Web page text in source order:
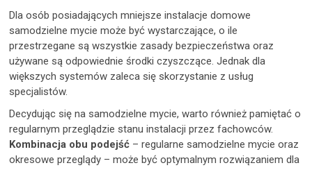
Dla osób posiadających mniejsze instalacje domowe
samodzielne mycie może być wystarczające, o ile
przestrzegane są wszystkie zasady bezpieczeństwa oraz
używane są odpowiednie środki czyszczące. Jednak dla
większych systemów zaleca się skorzystanie z usług
specjalistów.
Decydując się na samodzielne mycie, warto również pamiętać o
regularnym przeglądzie stanu instalacji przez fachowców.
Kombinacja obu podejść – regularne samodzielne mycie oraz
okresowe przeglądy – może być optymalnym rozwiązaniem dla